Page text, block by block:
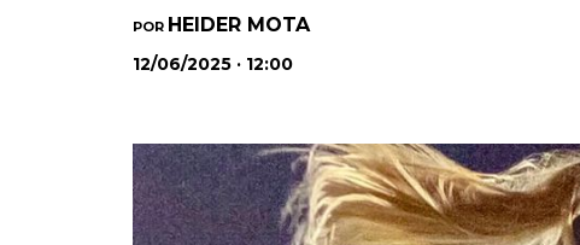
POR HEIDER MOTA
12/06/2025 · 12:00